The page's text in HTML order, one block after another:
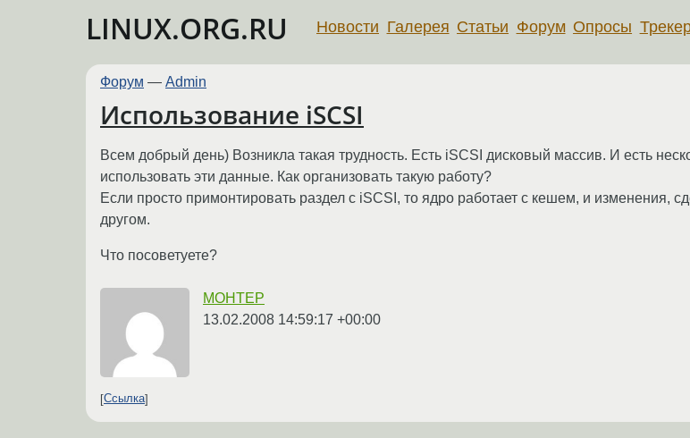
LINUX.ORG.RU Новости Галерея Статьи Форум Опросы
Форум — Admin
Использование iSCSI
Всем добрый день) Возникла такая трудность. Есть iSCSI дисковый массив. И есть
использовать эти данные. Как организовать такую работу?
Если просто примонтировать раздел с iSCSI, то ядро работает с кешем, и изменения,
другом.
Что посоветуете?
MOHTEP
13.02.2008 14:59:17 +00:00
Ссылка